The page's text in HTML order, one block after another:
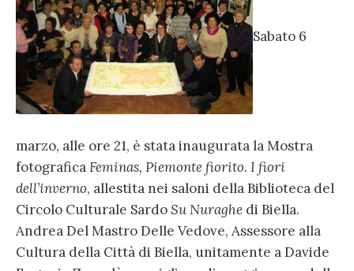
Sabato 6
marzo, alle ore 21, è stata inaugurata la Mostra
fotograficaFeminas, Piemonte fiorito. I fiori
dell’inverno, allestita nei saloni della Biblioteca del
Circolo Culturale SardoSu Nuraghe di Biella.
Andrea Del Mastro Delle Vedove, Assessore alla
Cultura della Città di Biella, unitamente a Davide